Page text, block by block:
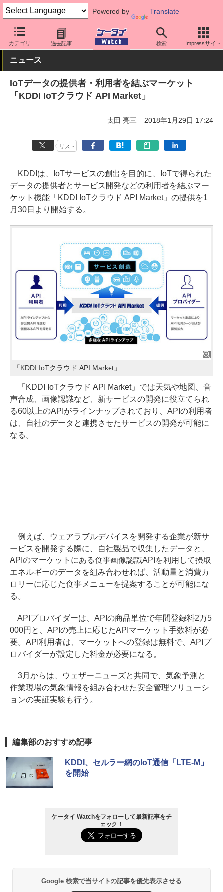
Powered by Translate
カテゴリ 過去記事 検索 Impressサイト
ケータイ Watch 法人向け IoT
ニュース
IoTデータの提供者・利用者を結ぶマーケット
「KDDI IoTクラウド API Market」
太田 亮三 2018年1月29日 17:24
リスト
KDDIは、IoTサービスの創出を目的に、IoTで得られた
データの提供者とサービス開発などの利用者を結ぶマー
ケット機能「KDDI IoTクラウド API Market」の提供を1
月30日より開始する。
「KDDI IoTクラウド API Market」
「KDDI IoTクラウド API Market」では天気や地図、音
声合成、画像認識など、新サービスの開発に役立てられ
る60以上のAPIがラインナップされており、APIの利用者
は、自社のデータと連携させたサービスの開発が可能に
なる。
例えば、ウェアラブルデバイスを開発する企業が新サ
ービスを開発する際に、自社製品で収集したデータと、
APIのマーケットにある食事画像認識APIを利用して摂取
エネルギーのデータを組み合わせれば、活動量と消費カ
ロリーに応じた食事メニューを提案することが可能にな
る。
APIプロバイダーは、APIの商品単位で年間登録料2万5
000円と、APIの売上に応じたAPIマーケット手数料が必
要。API利用者は、マーケットへの登録は無料で、APIプ
ロバイダーが設定した料金が必要になる。
3月からは、ウェザーニューズと共同で、気象予測と
作業現場の気象情報を組み合わせた安全管理ソリューシ
ョンの実証実験も行う。
編集部のおすすめ記事
KDDI、セルラー網のIoT通信「LTE-M」
を開始
ケータイ Watchをフォローして最新記事をチ
ェック！
Google 検索で当サイトの記事を優先表示させる